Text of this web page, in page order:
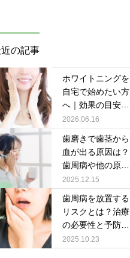
の記事
ホワイトニングを
自宅で始めたい方
へ｜効果の目安と
注意点を解説
2026.06.16
歯磨きで歯茎から
血が出る原因は？
歯周病や他の原因
とその対策
2025.12.15
歯周病を放置する
リスクとは？治療
の必要性と予防の
ためにできること
2025.10.23